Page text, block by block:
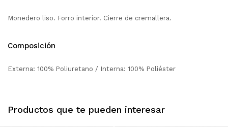
Monedero liso. Forro interior. Cierre de cremallera.
Composición
Externa: 100% Poliuretano / Interna: 100% Poliéster
Productos que te pueden interesar